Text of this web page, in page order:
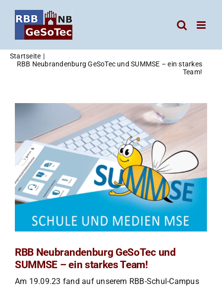
Inhalt
springen
Startseite
RBB Neubrandenburg GeSoTec und SUMMSE – ein starkes
Team!
RBB Neubrandenburg GeSoTec und
SUMMSE – ein starkes Team!
Am 19.09.23 fand auf unserem RBB-Schul-Campus